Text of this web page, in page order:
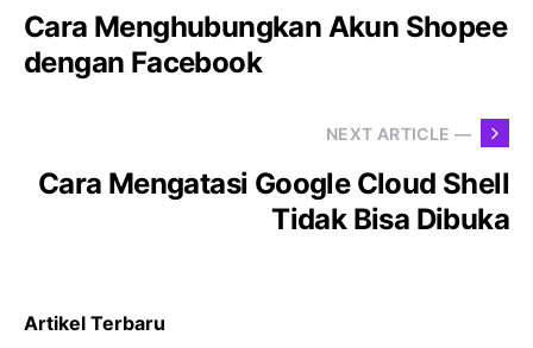
Cara Menghubungkan Akun Shopee
dengan Facebook
NEXT ARTICLE —
Cara Mengatasi Google Cloud Shell
Tidak Bisa Dibuka
Artikel Terbaru